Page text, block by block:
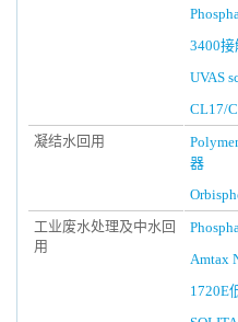
3400
UVAS
CL17/
凝结水回用
器
工业废水处理及中水回
用
Amtax
1720E